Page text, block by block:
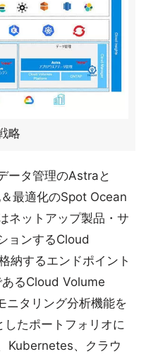
略
ータ管理のAstraと
最適化のSpot Ocean
ネットアップ製品・サ
ョンするCloud
納するエンドポイント
るCloud Volume
タリング分析機能を
たポートフォリオに
Kubernetes、クラウ